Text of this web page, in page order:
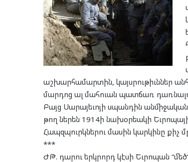
աշխարհամարտին, կայսրութիւններ
մարդոց ալ մահուան պատճառ
Բայց Սարայեւոյի սպանդին
թող ներեն 1914ի նախօրեակի
Հապզպուրկներու մասին կարկինը քիչ
***
ԺԹ. դարու երկրորդ կէսի Եւրոպան